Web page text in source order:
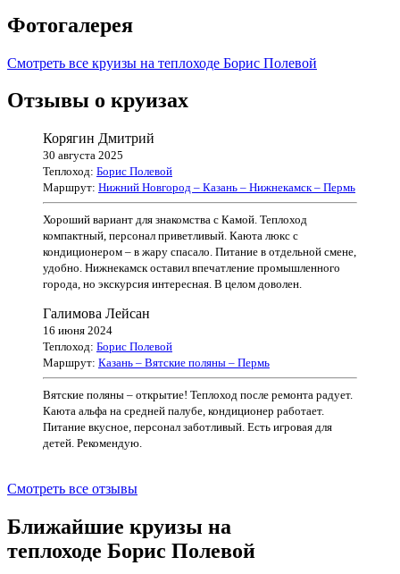
Фотогалерея
Смотреть все круизы на теплоходе Борис Полевой
Отзывы о круизах
Корягин Дмитрий
30 августа 2025
Теплоход: Борис Полевой
Маршрут: Нижний Новгород – Казань – Нижнекамск – Пермь
Хороший вариант для знакомства с Камой. Теплоход
компактный, персонал приветливый. Каюта люкс с
кондиционером – в жару спасало. Питание в отдельной смене,
удобно. Нижнекамск оставил впечатление промышленного
города, но экскурсия интересная. В целом доволен.
Галимова Лейсан
16 июня 2024
Теплоход: Борис Полевой
Маршрут: Казань – Вятские поляны – Пермь
Вятские поляны – открытие! Теплоход после ремонта радует.
Каюта альфа на средней палубе, кондиционер работает.
Питание вкусное, персонал заботливый. Есть игровая для
детей. Рекомендую.
Смотреть все отзывы
Ближайшие круизы на
теплоходе Борис Полевой